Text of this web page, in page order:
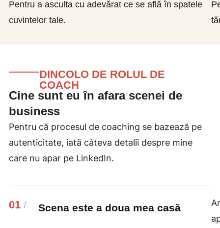
Pentru a asculta cu adevărat ce se află în spatele
cuvintelor tale.
DINCOLO DE ROLUL DE
COACH
Cine sunt eu în afara scenei de
business
Pentru că procesul de coaching se bazează pe
autenticitate, iată câteva detalii despre mine
care nu apar pe LinkedIn.
01 / Scena este a doua mea casă